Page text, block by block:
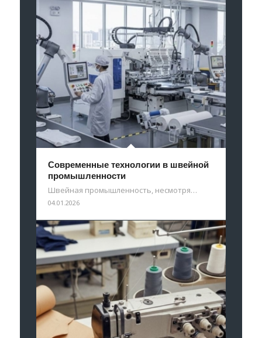
Современные технологии в швейной
промышленности
Швейная промышленность, несмотря…
04.01.2026